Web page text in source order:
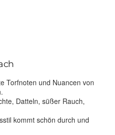
Torfnoten und Nuancen von
Datteln, süßer Rauch,
kommt schön durch und